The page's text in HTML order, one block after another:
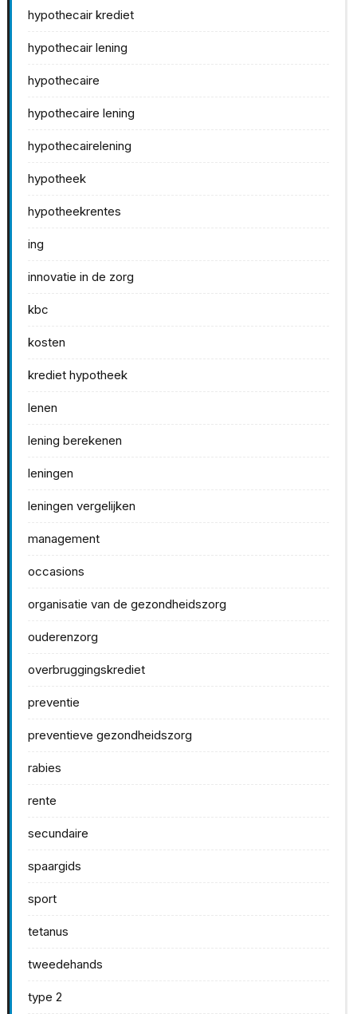
hypothecair krediet
hypothecair lening
hypothecaire
hypothecaire lening
hypothecairelening
hypotheek
hypotheekrentes
ing
innovatie in de zorg
kbc
kosten
krediet hypotheek
lenen
lening berekenen
leningen
leningen vergelijken
management
occasions
organisatie van de gezondheidszorg
ouderenzorg
overbruggingskrediet
preventie
preventieve gezondheidszorg
rabies
rente
secundaire
spaargids
sport
tetanus
tweedehands
type 2